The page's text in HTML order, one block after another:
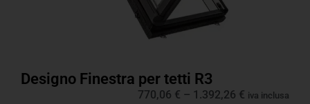
Designo Finestra per tetti R3
770,06 € – 1.392,26 € iva inclusa